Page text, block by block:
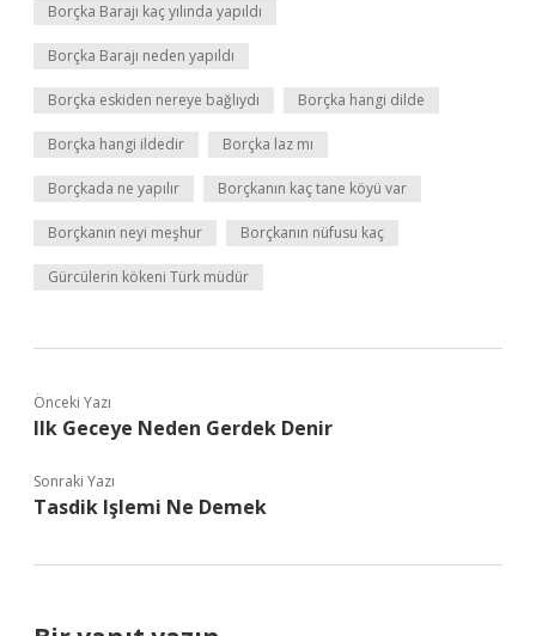
Borçka Barajı kaç yılında yapıldı
Borçka Barajı neden yapıldı
Borçka eskiden nereye bağlıydı Borçka hangi dilde
Borçka hangi ildedir Borçka laz mı
Borçkada ne yapılır Borçkanın kaç tane köyü var
Borçkanın neyi meşhur Borçkanın nüfusu kaç
Gürcülerin kökeni Türk müdür
Önceki Yazı
Ilk Geceye Neden Gerdek Denir
Sonraki Yazı
Tasdik Işlemi Ne Demek